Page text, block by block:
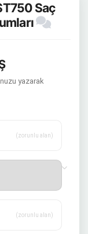
Saç
yazarak
(zorunlu alan)
(zorunlu alan)